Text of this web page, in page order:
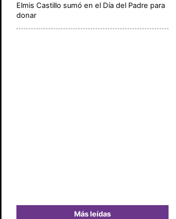
Elmis Castillo sumó en el Día del Padre para
donar
Más leídas